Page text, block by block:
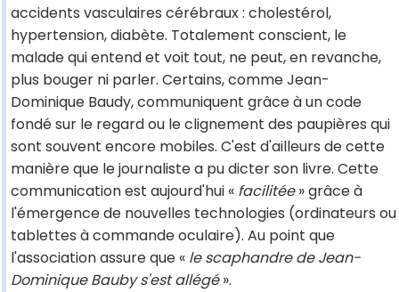
accidents vasculaires cérébraux : cholestérol,
hypertension, diabète. Totalement conscient, le
malade qui entend et voit tout, ne peut, en revanche,
plus bouger ni parler. Certains, comme Jean-
Dominique Baudy, communiquent grâce à un code
fondé sur le regard ou le clignement des paupières qui
sont souvent encore mobiles. C'est d'ailleurs de cette
manière que le journaliste a pu dicter son livre. Cette
communication est aujourd'hui « facilitée» grâce à
l'émergence de nouvelles technologies (ordinateurs ou
tablettes à commande oculaire). Au point que
l'association assure que « le scaphandre de Jean-
Dominique Bauby s'est allégé».